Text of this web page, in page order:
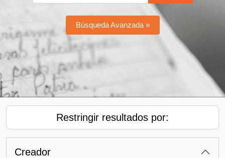
Búsqueda Avanzada »
Restringir resultados por:
Creador